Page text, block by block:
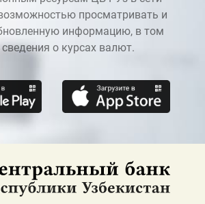
просматривать и
информацию, в том
сведения о курсах валют.